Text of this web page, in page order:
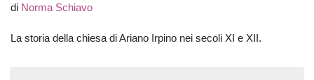
di Norma Schiavo
La storia della chiesa di Ariano Irpino nei secoli XI e XII.